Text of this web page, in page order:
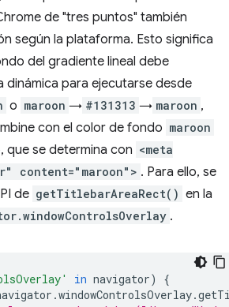
de "tres puntos" también
según la plataforma. Esto significa
del gradiente lineal debe
dinámica para ejecutarse desde
o maroon → #131313 → maroon ,
con el color de fondo maroon
que se determina con <meta
content="maroon"> . Para ello, se
de getTitlebarAreaRect() en la
.
in navigator)
{
.windowControlsOverlay.